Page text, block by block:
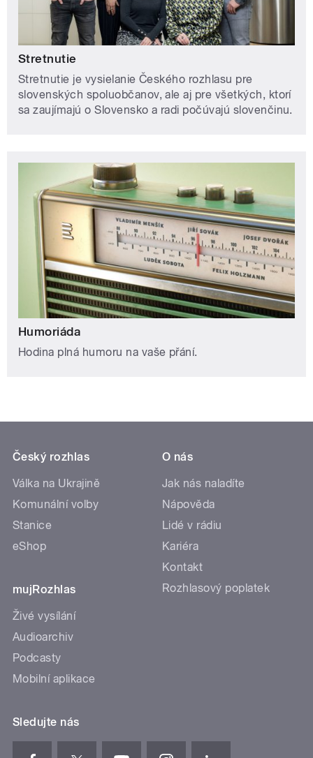
Stretnutie
Stretnutie je vysielanie Českého rozhlasu pre
slovenských spoluobčanov, ale aj pre všetkých, ktorí
sa zaujímajú o Slovensko a radi počúvajú slovenčinu.
Humoriáda
Hodina plná humoru na vaše přání.
Český rozhlas
Válka na Ukrajině
Komunální volby
Stanice
eShop
mujRozhlas
Živé vysílání
Audioarchiv
Podcasty
Mobilní aplikace
O nás
Jak nás naladíte
Nápověda
Lidé v rádiu
Kariéra
Kontakt
Rozhlasový poplatek
Sledujte nás